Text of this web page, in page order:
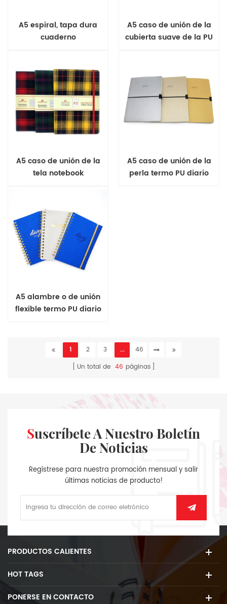
A5 espiral, tapa dura
cuaderno
A5 caso de unión de la
cubierta suave de la PU
A5 caso de unión de la
tela notebook
A5 caso de unión de la
perla termo PU diario
A5 alambre o de unión
flexible termo PU diario
1 2 3 ...
46
Un total de 46 páginas
Suscríbete A Nuestro Boletín
De Noticias
Regístrese para nuestra promoción mensual y salir
últimas noticias de producto!
PRODUCTOS CALIENTES
HOT TAGS
PONERSE EN CONTACTO